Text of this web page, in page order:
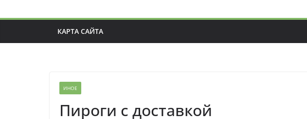
КАРТА САЙТА
ИНОЕ
Пироги с доставкой